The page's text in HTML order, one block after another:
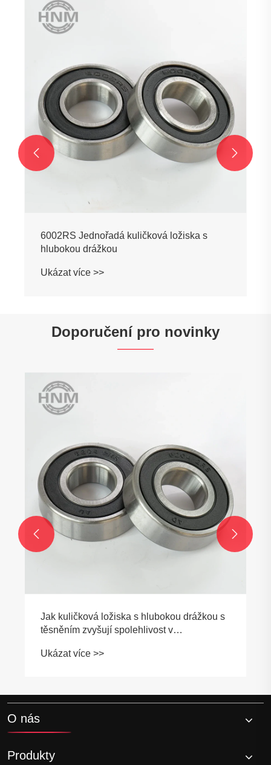
6002Z Jednová řada hluboká kuličková
Ukázat více >>
 
Doporučení pro novinky
Proč jsou tenkořezná ložiska nezbytná v
Ukázat více >>
 
O nás
Produkty